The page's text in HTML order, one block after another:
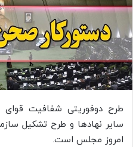
طرح دوفوریتی شفافیت قوای
سایر نهادها و طرح تشکیل
امروز مجلس است.